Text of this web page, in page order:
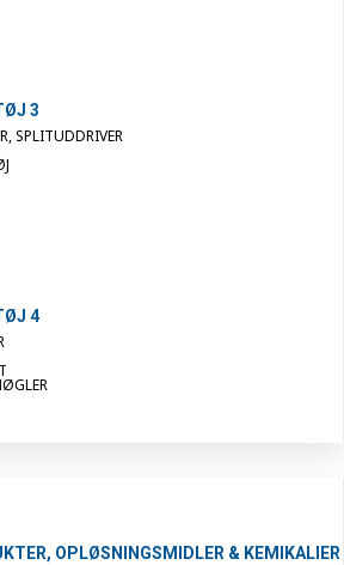
3
SPLITUDDRIVER
4
OPLØSNINGSMIDLER & KEMIKALIER